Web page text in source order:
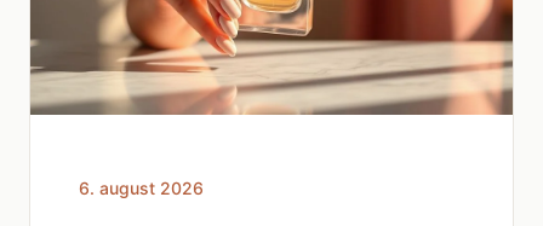
6. august 2026